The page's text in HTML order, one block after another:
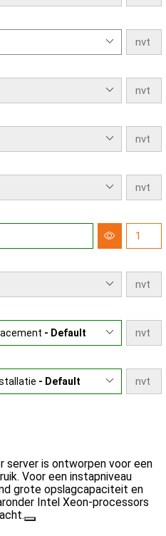
- Default
- Default
server is ontworpen voor een
Voor een instapniveau
grote opslagcapaciteit en
Intel Xeon-processors